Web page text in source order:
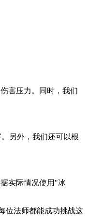
害压力。同时，我们
另外，我们还可以根
实际情况使用"冰
位法师都能成功挑战这